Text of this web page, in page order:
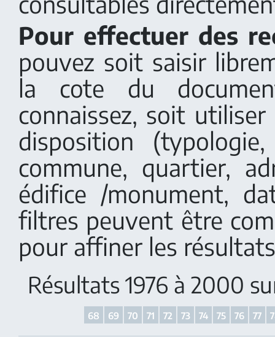
Pour effectuer des
pouvez soit saisir
la cote du
connaissez, soit
disposition
commune, quartier,
édifice /monument,
filtres peuvent être
pour affiner les
Résultats 1976 à 2000
68 69 70 71 72 73 74 75 76 77